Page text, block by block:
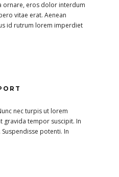
ornare, eros dolor interdum
vitae erat. Aenean
id rutrum lorem imperdiet
nec turpis ut lorem
gravida tempor suscipit. In
potenti. In